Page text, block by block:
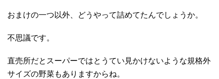
おまけの一つ以外、どうやって詰めてたんでしょうか。
不思議です。
直売所だとスーパーではとうてい見かけないような規格外
サイズの野菜もありますからね。